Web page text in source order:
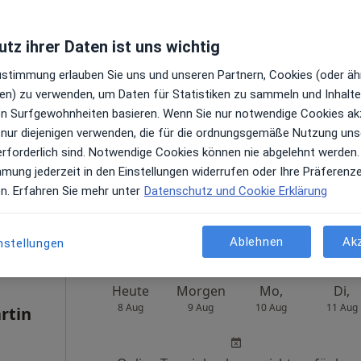
Heute Morgen
9 Aug
Online-Terminbuchung nicht verfügbar
Terminanfrage senden
Heute
8 Aug
Morgen
9 Aug
Mo,
10 Aug
Di,
11 Aug
ihrer Daten ist uns wichtig
erlauben Sie uns und unseren Partnern, Cookies (oder
zu verwenden, um Daten für Statistiken zu sammeln und
Surfgewohnheiten basieren. Wenn Sie nur notwendige Cookies
diejenigen verwenden, die für die ordnungsgemäße Nutzung
sind. Notwendige Cookies können nie abgelehnt werden.
jederzeit in den Einstellungen widerrufen oder Ihre
Erfahren Sie mehr unter Datenschutz und Cookie Erklärung
Ablehnen